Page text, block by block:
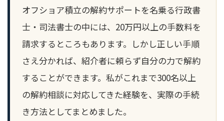
オフショア積立の解約サポートを名乗る行政書
士・司法書士の中には、20万円以上の手数料を
請求するところもあります。しかし正しい手順
さえ分かれば、紹介者に頼らず自分の力で解約
することができます。私がこれまで300名以上
の解約相談に対応してきた経験を、実際の手続
き方法としてまとめました。